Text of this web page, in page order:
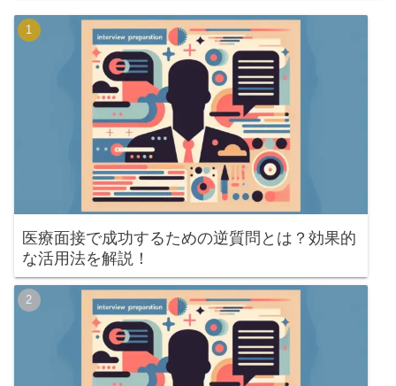
医療面接で成功するための逆質問とは？効果的
な活用法を解説！